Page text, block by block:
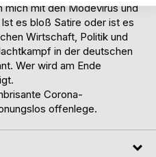
mit den Modevirus und
es bloß Satire oder ist es
Wirtschaft, Politik und
in der deutschen
Wer wird am Ende
Corona-
offenlege.